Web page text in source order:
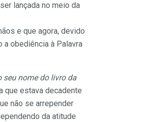
lançada no meio da
e que agora, devido
a obediência à Palavra
seu nome do livro da
que estava decadente
não se arrepender
da atitude